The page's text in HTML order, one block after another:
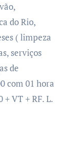
do Rio,
( limpeza
serviços
de
com 01 hora
+ VT + RF. L.